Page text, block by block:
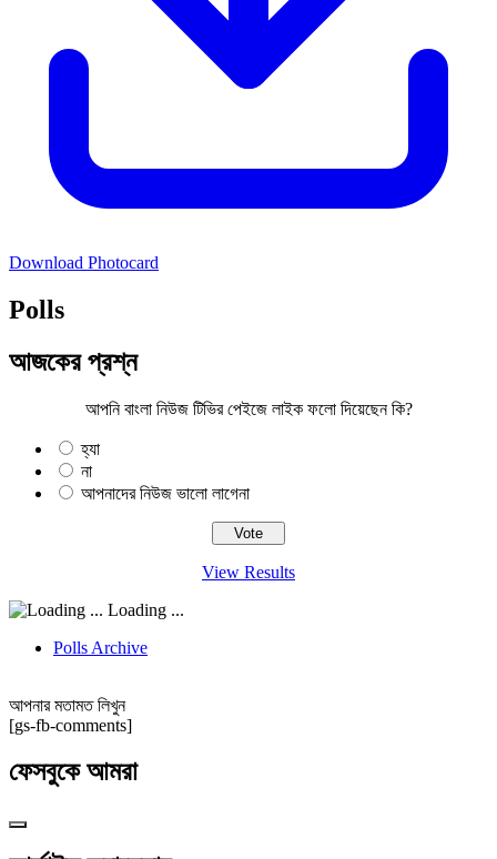
Download Photocard
Polls
আজকের প্রশ্ন
আপনি বাংলা নিউজ টিভির পেইজে লাইক ফলো দিয়েছেন কি?
হ্যা
না
আপনাদের নিউজ ভালো লাগেনা
View Results
Loading ...
Polls Archive
আপনার মতামত লিখুন
[gs-fb-comments]
ফেসবুকে আমরা